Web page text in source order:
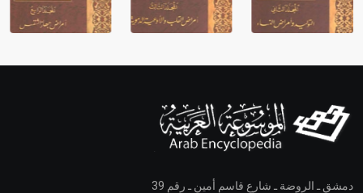
دمشق ـ الروضة ـ شارع قاسم أمين ـ رقم 39